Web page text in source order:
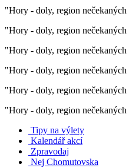
"Hory - doly, region nečekaných
"Hory - doly, region nečekaných
"Hory - doly, region nečekaných
"Hory - doly, region nečekaných
"Hory - doly, region nečekaných
"Hory - doly, region nečekaných
Tipy na výlety
Kalendář akcí
Zpravodaj
Nej Chomutovska